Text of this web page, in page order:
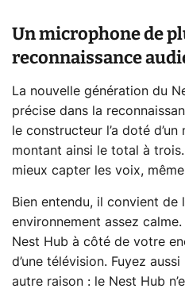
Un microphone de
reconnaissance
La nouvelle génération du
précise dans la
le constructeur l’a doté
montant ainsi le total à
mieux capter les voix,
Bien entendu, il convient de
environnement assez
Nest Hub à côté de votre
d’une télévision. Fuyez
autre raison : le Nest Hub